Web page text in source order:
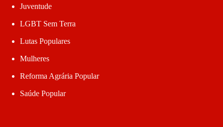
Juventude
LGBT Sem Terra
Lutas Populares
Mulheres
Reforma Agrária Popular
Saúde Popular